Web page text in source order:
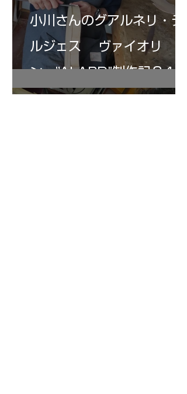
小川さんのグアルネリ・デ
ルジェス ヴァイオリ
ン ”ALARD"制作記３4